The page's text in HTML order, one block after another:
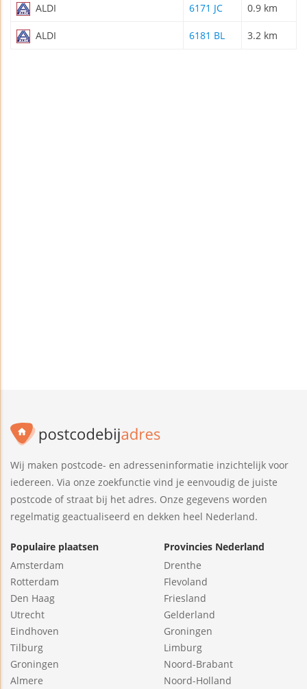
ALDI 6171 JC 0.9 km
ALDI 6181 BL 3.2 km
Wij maken postcode- en adresseninformatie inzichtelijk voor
iedereen. Via onze zoekfunctie vind je eenvoudig de juiste
postcode of straat bij het adres. Onze gegevens worden
regelmatig geactualiseerd en dekken heel Nederland.
Populaire plaatsen
Amsterdam
Rotterdam
Den Haag
Utrecht
Eindhoven
Tilburg
Groningen
Almere
Provincies Nederland
Drenthe
Flevoland
Friesland
Gelderland
Groningen
Limburg
Noord-Brabant
Noord-Holland